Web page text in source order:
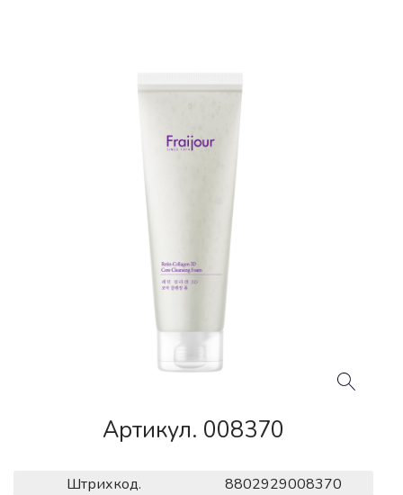
Артикул. 008370
Штрихкод. 8802929008370